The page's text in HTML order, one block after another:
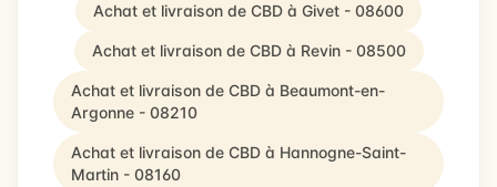
Achat et livraison de CBD à Givet - 08600
Achat et livraison de CBD à Revin - 08500
Achat et livraison de CBD à Beaumont-en-
Argonne - 08210
Achat et livraison de CBD à Hannogne-Saint-
Martin - 08160